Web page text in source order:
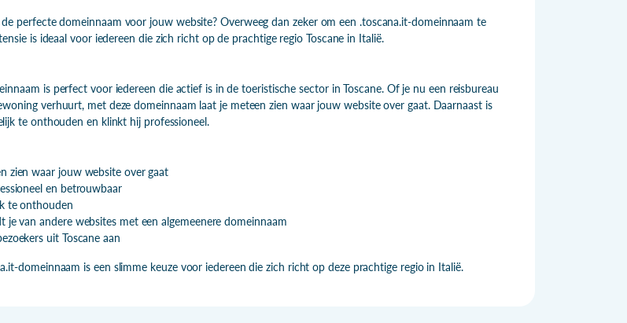
perfecte domeinnaam voor jouw website? Overweeg dan zeker om een .toscana.it-domeinnaam te
is ideaal voor iedereen die zich richt op de prachtige regio Toscane in Italië.
is perfect voor iedereen die actief is in de toeristische sector in Toscane. Of je nu een reisbureau
verhuurt, met deze domeinnaam laat je meteen zien waar jouw website over gaat. Daarnaast is
te onthouden en klinkt hij professioneel.
zien waar jouw website over gaat
en betrouwbaar
te onthouden
je van andere websites met een algemeenere domeinnaam
uit Toscane aan
domeinnaam is een slimme keuze voor iedereen die zich richt op deze prachtige regio in Italië.